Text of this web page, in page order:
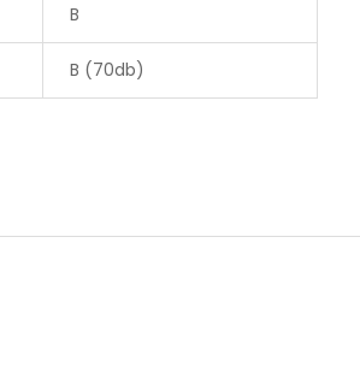
B
B (70db)